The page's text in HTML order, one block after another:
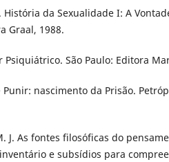
História da Sexualidade I: A
Graal, 1988.
Psiquiátrico. São Paulo: Editora
e Punir: nascimento da Prisão.
J. As fontes filosóficas do
e subsídios para